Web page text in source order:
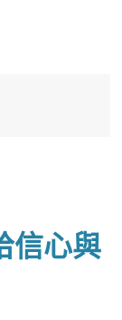
信心與